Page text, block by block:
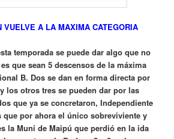
VUELVE A LA MAXIMA CATEGORIA
temporada se puede dar algo que no
que sean 5 descensos de la máxima
B. Dos se dan en forma directa por
los otros tres se pueden dar por las
que ya se concretaron, Independiente
que por ahora el único sobreviviente y
la Muni de Maipú que perdió en la ida